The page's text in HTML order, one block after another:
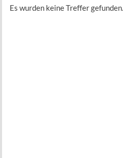
Es wurden keine Treffer gefunden.